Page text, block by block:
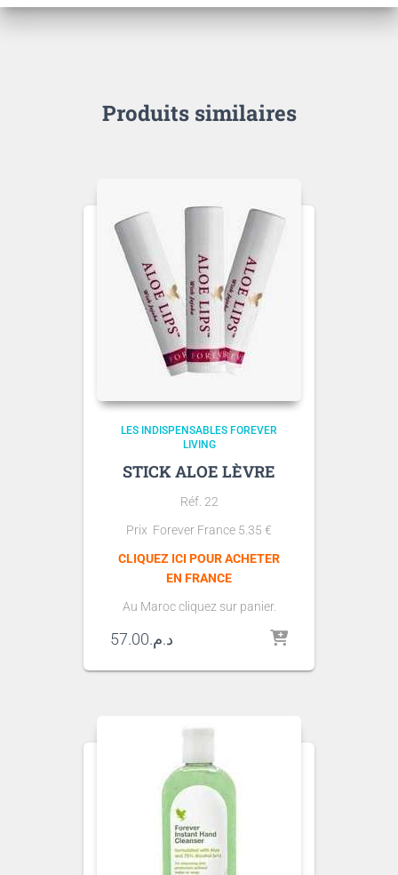
Produits similaires
LES INDISPENSABLES FOREVER
LIVING
STICK ALOE LÈVRE
Réf. 22
Prix Forever France 5.35 €
CLIQUEZ ICI POUR ACHETER
EN FRANCE
Au Maroc cliquez sur panier.
د.م.57.00